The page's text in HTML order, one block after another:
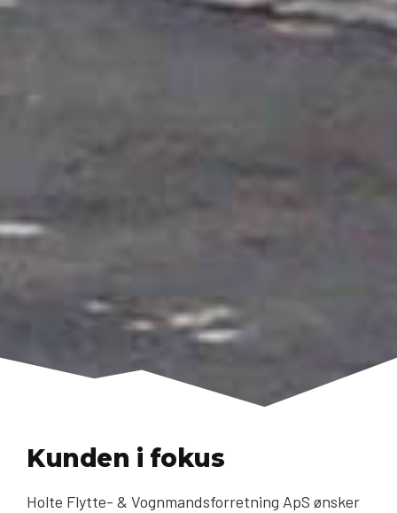
Kunden i fokus
Holte Flytte- & Vognmandsforretning ApS ønsker